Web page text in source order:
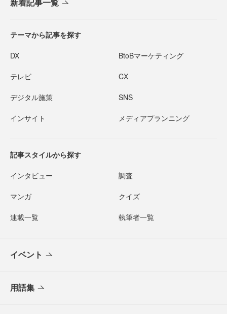
新着記事一覧
テーマから記事を探す
DX BtoBマーケティング
テレビ CX
デジタル施策 SNS
インサイト メディアプランニング
記事スタイルから探す
インタビュー 調査
マンガ クイズ
連載一覧 執筆者一覧
イベント
用語集